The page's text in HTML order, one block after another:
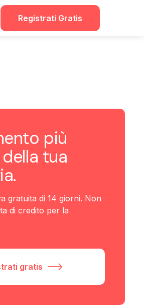
Registrati Gratis
più
tua
gratuita di 14 giorni. Non
di credito per la
gratis